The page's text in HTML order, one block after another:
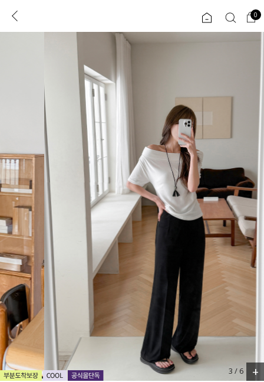
로그인 0
리뷰 & 혜택
CATEGORY COMMUNITY
도착보장⚡
인플루언서 pick!
신상 5%
베스트
MADE
세트할인 ~30%
하객룩
살안타템
110사이즈
ALL
익스클루시브
아우터
티셔츠
블라우스
원피스
팬츠
스커트
0
3 / 6 +